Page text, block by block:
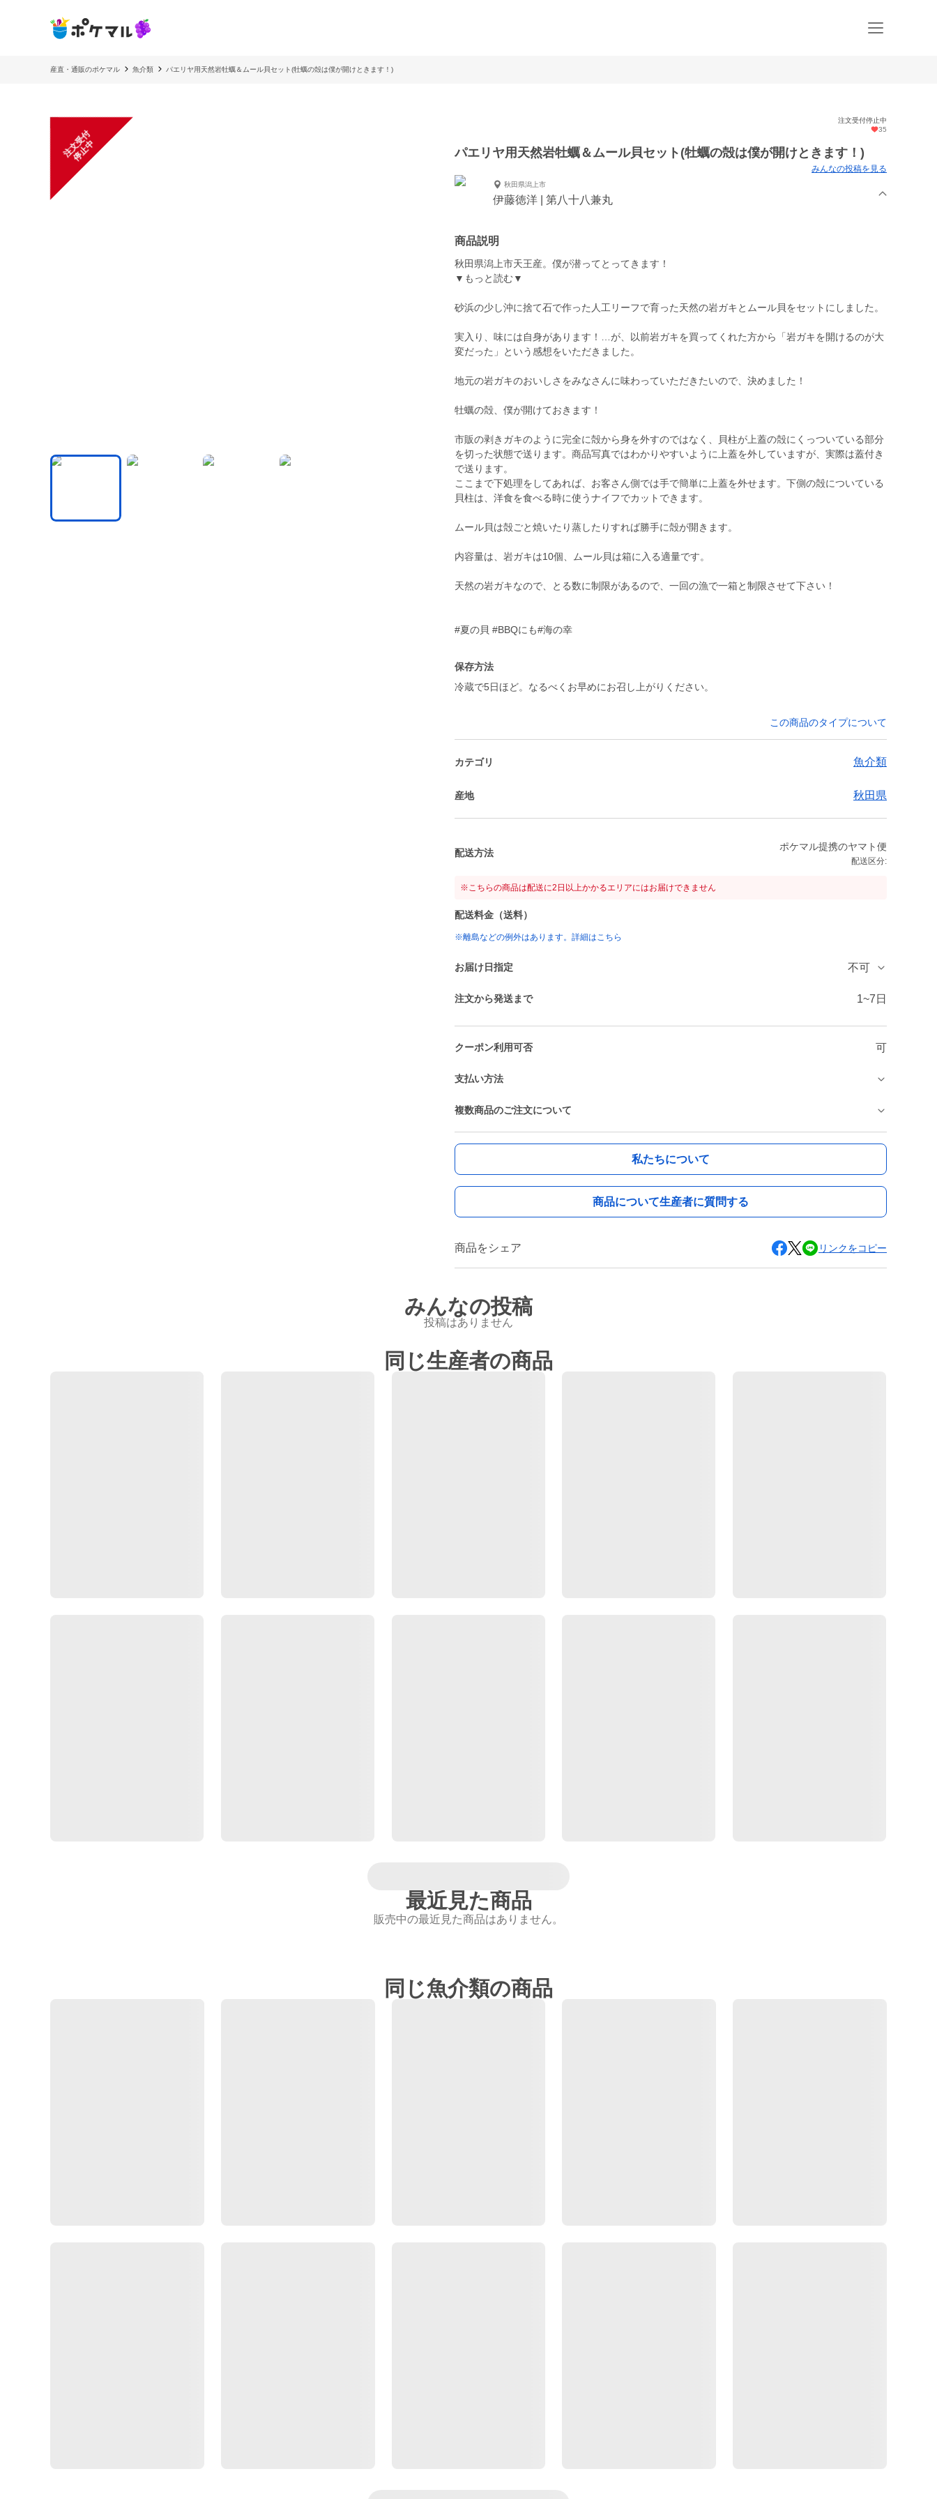
産直・通販のポケマル 魚介類 パエリヤ用天然岩牡蠣＆ムール貝セット(牡蠣の殻は僕が開けときます！)
注
文
受
付
停
止
中
注文受付停止中
35
パエリヤ用天然岩牡蠣＆ムール貝セット(牡蠣の殻は僕が開けときます！)
みんなの投稿を見る
秋田県潟上市
伊藤徳洋 | 第八十八兼丸
商品説明
秋田県潟上市天王産。僕が潜ってとってきます！
▼もっと読む▼
砂浜の少し沖に捨て石で作った人工リーフで育った天然の岩ガキとムール貝をセットにしました。
実入り、味には自身があります！…が、以前岩ガキを買ってくれた方から「岩ガキを開けるのが大
変だった」という感想をいただきました。
地元の岩ガキのおいしさをみなさんに味わっていただきたいので、決めました！
牡蠣の殻、僕が開けておきます！
市販の剥きガキのように完全に殻から身を外すのではなく、貝柱が上蓋の殻にくっついている部分
を切った状態で送ります。商品写真ではわかりやすいように上蓋を外していますが、実際は蓋付き
で送ります。
ここまで下処理をしてあれば、お客さん側では手で簡単に上蓋を外せます。下側の殻についている
貝柱は、洋食を食べる時に使うナイフでカットできます。
ムール貝は殻ごと焼いたり蒸したりすれば勝手に殻が開きます。
内容量は、岩ガキは10個、ムール貝は箱に入る適量です。
天然の岩ガキなので、とる数に制限があるので、一回の漁で一箱と制限させて下さい！
#夏の貝 #BBQにも#海の幸
保存方法
冷蔵で5日ほど。なるべくお早めにお召し上がりください。
この商品のタイプについて
カテゴリ 魚介類
産地 秋田県
配送方法
ポケマル提携のヤマト便
配送区分:
※こちらの商品は配送に2日以上かかるエリアにはお届けできません
配送料金（送料）
※離島などの例外はあります。詳細はこちら
お届け日指定 不可
注文から発送まで 1~7日
クーポン利用可否 可
支払い方法
複数商品のご注文について
私たちについて
商品について生産者に質問する
商品をシェア リンクをコピー
みんなの投稿
投稿はありません
同じ生産者の商品
最近見た商品
販売中の最近見た商品はありません。
同じ魚介類の商品